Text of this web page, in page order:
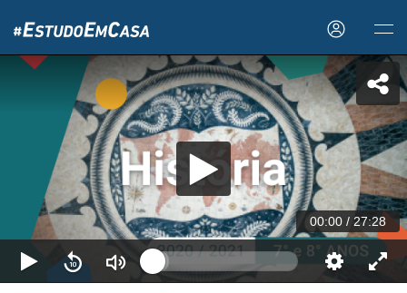
00:00 / 27:28